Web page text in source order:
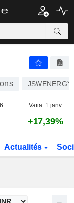
JSWENERGY
Varia. 1 janv.
+17,39%
Actualités